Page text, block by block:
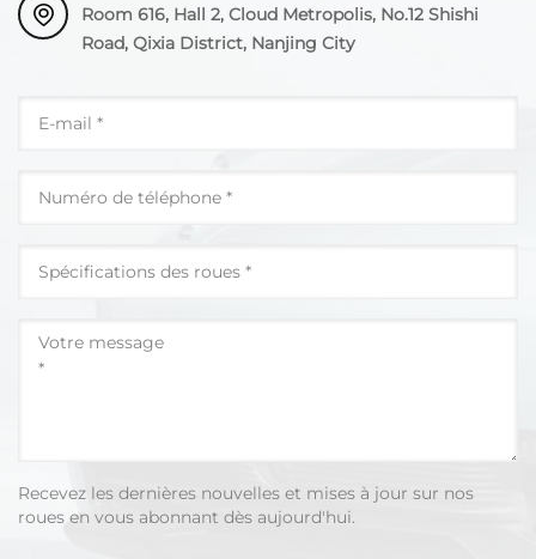
Room 616, Hall 2, Cloud Metropolis, No.12 Shishi
Road, Qixia District, Nanjing City
Recevez les dernières nouvelles et mises à jour sur nos
roues en vous abonnant dès aujourd'hui.